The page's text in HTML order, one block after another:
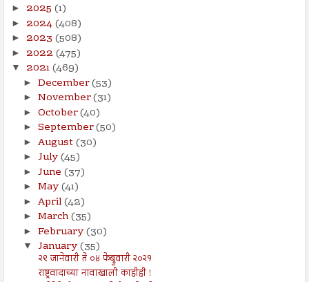
► 2025 (1)
► 2024(408)
► 2023 (508)
► 2022 (475)
▼ 2021(469)
► December(53)
► November(31)
► October(40)
► September(50)
► August(30)
► July(45)
► June (37)
► May(41)
► April(42)
► March(35)
► February(30)
▼ January(35)
२९ जानेवारी ते ०४ फेब्रुवारी २०२१
राष्ट्रवादाच्या नावाखाली काहीही !